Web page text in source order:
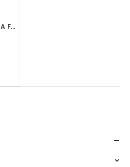
Ventilator metalni ISKRA FD-40M